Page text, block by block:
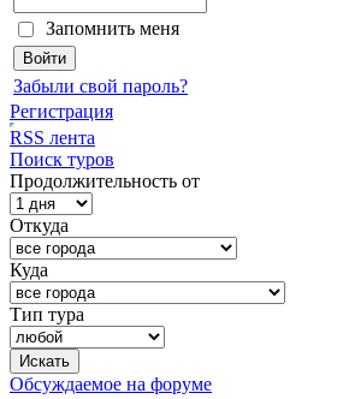
Запомнить меня
Забыли свой пароль?
Регистрация
RSS лента
Поиск туров
Продолжительность от
Откуда
Куда
Тип тура
Обсуждаемое на форуме